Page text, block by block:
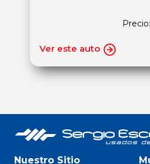
Precio:
Ver este auto
Nuestro Sitio